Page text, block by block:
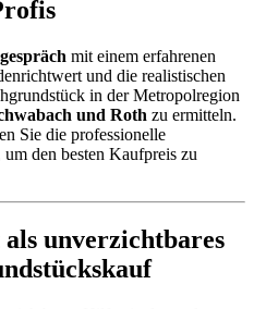
mit einem erfahrenen
und die realistischen
in der Metropolregion
und Roth zu ermitteln.
Sie die professionelle
um den besten Kaufpreis zu
unverzichtbares